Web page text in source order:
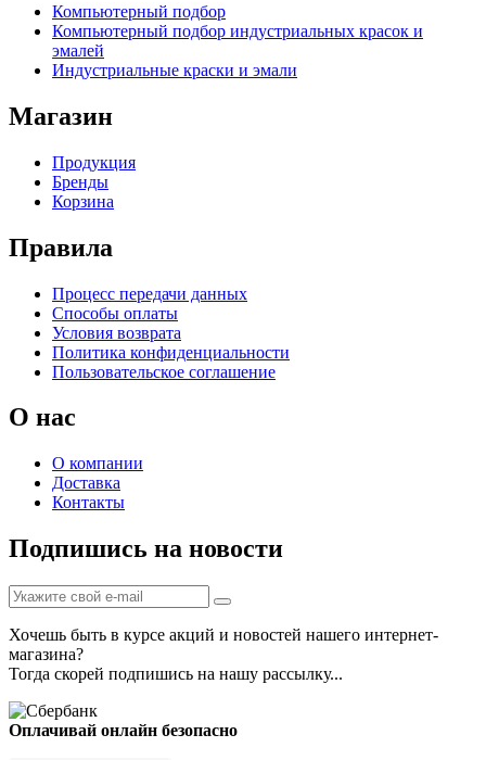
Компьютерный подбор
Компьютерный подбор индустриальных красок и
эмалей
Индустриальные краски и эмали
Магазин
Продукция
Бренды
Корзина
Правила
Процесс передачи данных
Способы оплаты
Условия возврата
Политика конфиденциальности
Пользовательское соглашение
О нас
О компании
Доставка
Контакты
Подпишись на новости
Хочешь быть в курсе акций и новостей нашего интернет-
магазина?
Тогда скорей подпишись на нашу рассылку...
Оплачивай онлайн безопасно